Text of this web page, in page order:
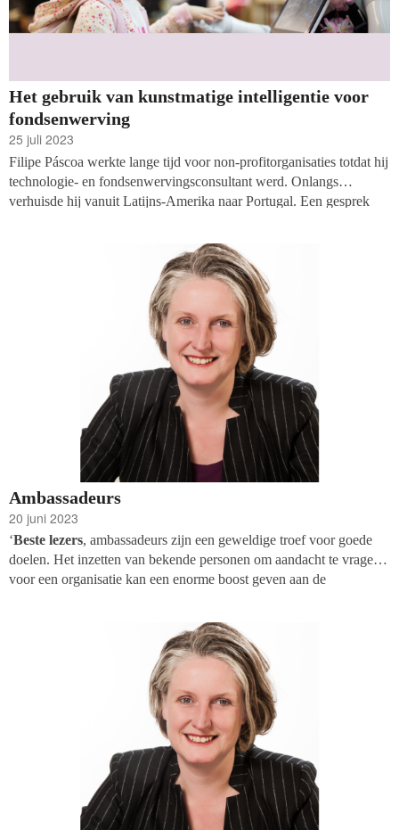
Het gebruik van kunstmatige intelligentie voor
fondsenwerving
25 juli 2023
Filipe Páscoa werkte lange tijd voor non-profitorganisaties totdat hij
technologie- en fondsenwervingsconsultant werd. Onlangs
verhuisde hij vanuit Latijns-Amerika naar Portugal. Een gesprek
fondsenwerving te verbeteren. ‘Niet meedoen is geen optie,’ zegt
Ambassadeurs
20 juni 2023
‘Beste lezers, ambassadeurs zijn een geweldige troef voor goede
doelen. Het inzetten van bekende personen om aandacht te vragen
voor een organisatie kan een enorme boost geven aan de